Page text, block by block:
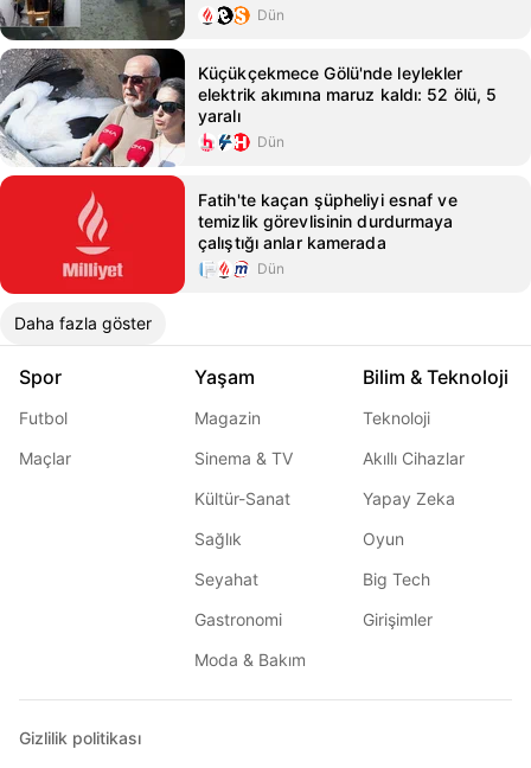
Dün
Küçükçekmece Gölü'nde leylekler
elektrik akımına maruz kaldı: 52 ölü, 5
yaralı
Dün
Fatih'te kaçan şüpheliyi esnaf ve
temizlik görevlisinin durdurmaya
çalıştığı anlar kamerada
Dün
Daha fazla göster
Spor
Futbol
Maçlar
Yaşam
Magazin
Sinema & TV
Kültür-Sanat
Sağlık
Seyahat
Gastronomi
Moda & Bakım
Bilim & Teknoloji
Teknoloji
Akıllı Cihazlar
Yapay Zeka
Oyun
Big Tech
Girişimler
Gizlilik politikası